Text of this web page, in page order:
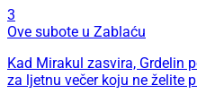
3
Ove subote u Zablaću
Kad Mirakul zasvira, Grdelin
za ljetnu večer koju ne želite